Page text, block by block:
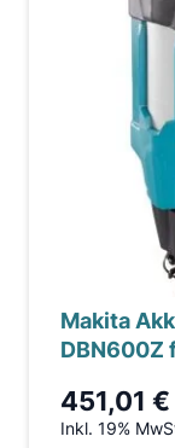
Makita
DBN600Z
451,01 €
Inkl. 19%